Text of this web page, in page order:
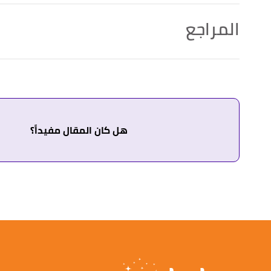
المراجع
↑أبو الفداء،تفسير الأحلام بالقرآن، صفحة 119. بتصرّف.
هل كان المقال مفيداً؟